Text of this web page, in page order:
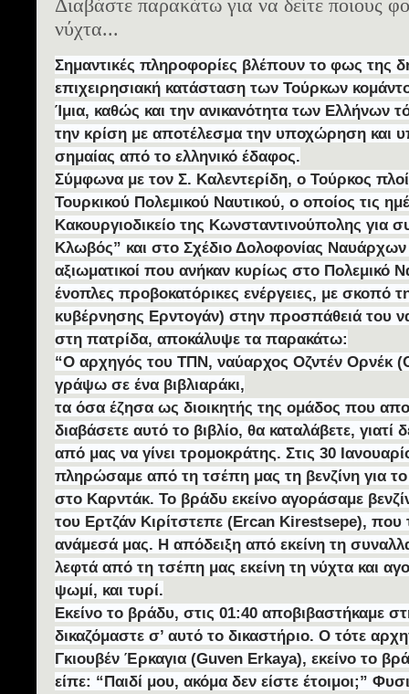
Διαβάστε παρακάτω για να δείτε ποιους
νύχτα...
Σημαντικές πληροφορίες βλέπουν το φως της
επιχειρησιακή κατάσταση των Τούρκων
Ίμια, καθώς και την ανικανότητα των Ελλήνων
την κρίση με αποτέλεσμα την υποχώρηση και
σημαίας από το ελληνικό έδαφος.
Σύμφωνα με τον Σ. Καλεντερίδη, ο Τούρκος
Τουρκικού Πολεμικού Ναυτικού, ο οποίος τις
Κακουργιοδικείο της Κωνσταντινούπολης για
Κλωβός” και στο Σχέδιο Δολοφονίας
αξιωματικοί που ανήκαν κυρίως στο Πολεμικό
ένοπλες προβοκατόρικες ενέργειες, με σκοπό
κυβέρνησης Ερντογάν) στην προσπάθειά του
στη πατρίδα, αποκάλυψε τα παρακάτω:
“Ο αρχηγός του ΤΠΝ, ναύαρχος Οζντέν Ορνέκ
γράψω σε ένα βιβλιαράκι,
τα όσα έζησα ως διοικητής της ομάδος που
διαβάσετε αυτό το βιβλίο, θα καταλάβετε, γιατί
από μας να γίνει τρομοκράτης. Στις 30
πληρώσαμε από τη τσέπη μας τη βενζίνη για
στο Καρντάκ. Το βράδυ εκείνο αγοράσαμε
του Ερτζάν Κιρίτστεπε (Ercan Kirestsepe), που
ανάμεσά μας. Η απόδειξη από εκείνη τη
λεφτά από τη τσέπη μας εκείνη τη νύχτα και
ψωμί, και τυρί.
Εκείνο το βράδυ, στις 01:40 αποβιβαστήκαμε
δικαζόμαστε σ’ αυτό το δικαστήριο. Ο τότε
Γκιουβέν Έρκαγια (Guven Erkaya), εκείνο το
είπε: “Παιδί μου, ακόμα δεν είστε έτοιμοι;”